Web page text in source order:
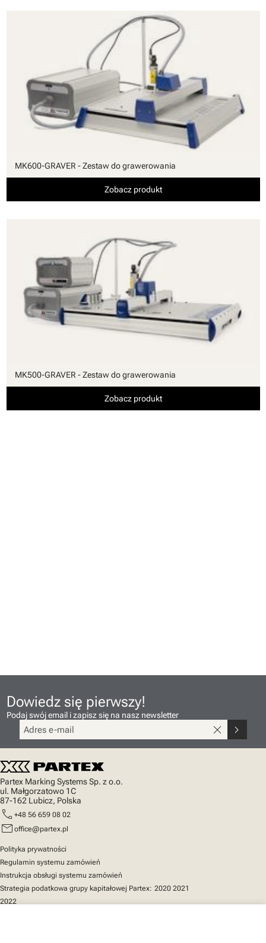
MK600-GRAVER - Zestaw do grawerowania
Zobacz produkt
MK500-GRAVER - Zestaw do grawerowania
Zobacz produkt
Dowiedz się pierwszy!
Podaj swój email i zapisz się na nasz newsletter
close chevron_right
Partex Marking Systems Sp. z o.o.
ul. Małgorzatowo 1C
87-162 Lubicz, Polska
call +48 56 659 08 02
mail office@partex.pl
Polityka prywatności
Regulamin systemu zamówień
Instrukcja obsługi systemu zamówień
Strategia podatkowa grupy kapitałowej Partex: 2020 2021
2022